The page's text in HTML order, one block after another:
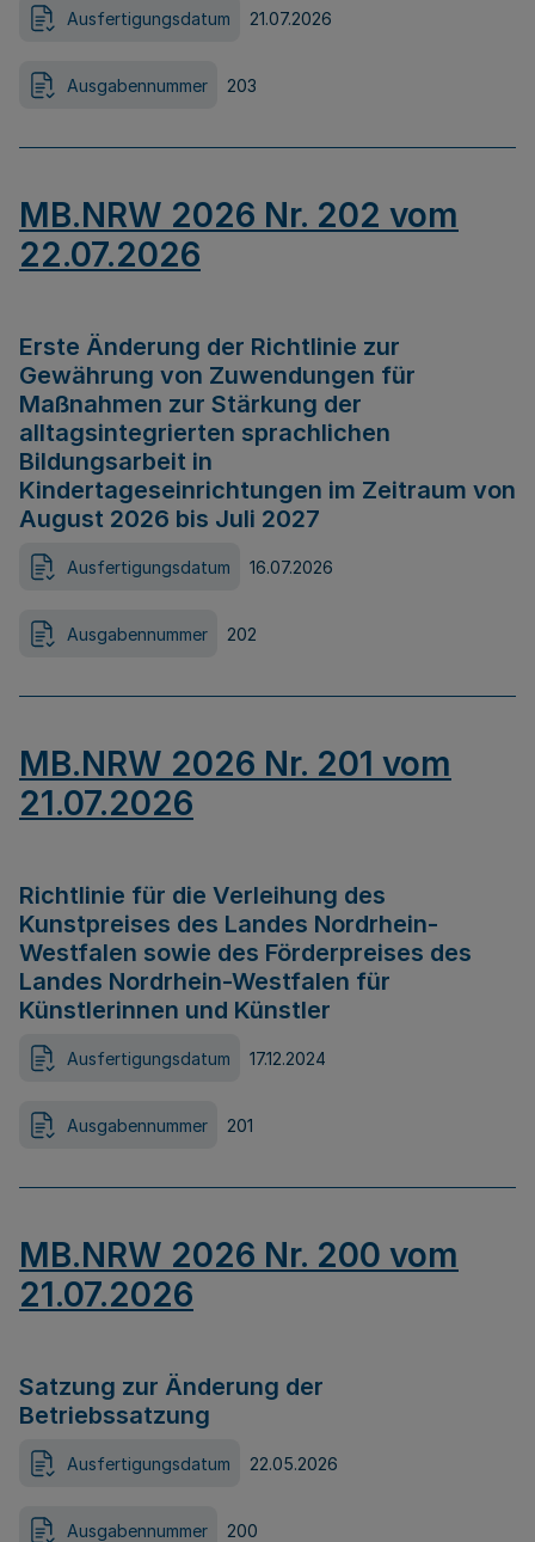
Ausfertigungsdatum 21.07.2026
Ausgabennummer 203
MB.NRW 2026 Nr. 202 vom
22.07.2026
Erste Änderung der Richtlinie zur
Gewährung von Zuwendungen für
Maßnahmen zur Stärkung der
alltagsintegrierten sprachlichen
Bildungsarbeit in
Kindertageseinrichtungen im Zeitraum von
August 2026 bis Juli 2027
Ausfertigungsdatum 16.07.2026
Ausgabennummer 202
MB.NRW 2026 Nr. 201 vom
21.07.2026
Richtlinie für die Verleihung des
Kunstpreises des Landes Nordrhein-
Westfalen sowie des Förderpreises des
Landes Nordrhein-Westfalen für
Künstlerinnen und Künstler
Ausfertigungsdatum 17.12.2024
Ausgabennummer 201
MB.NRW 2026 Nr. 200 vom
21.07.2026
Satzung zur Änderung der
Betriebssatzung
Ausfertigungsdatum 22.05.2026
Ausgabennummer 200